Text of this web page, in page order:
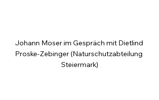
Johann Moser im Gespräch mit Dietlind
Proske-Zebinger (Naturschutzabteilung
Steiermark)